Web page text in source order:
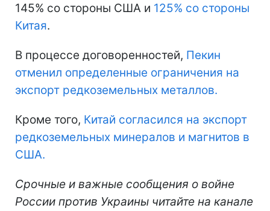
145% со стороны США и 125% со стороны
Китая.
В процессе договоренностей, Пекин
отменил определенные ограничения на
экспорт редкоземельных металлов.
Кроме того, Китай согласился на экспорт
редкоземельных минералов и магнитов в
США.
Срочные и важные сообщения о войне
России против Украины читайте на канале